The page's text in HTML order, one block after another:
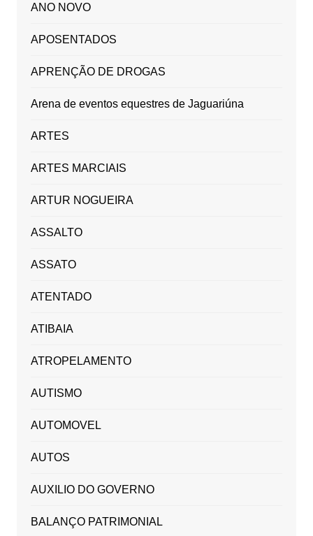
ANO NOVO
APOSENTADOS
APRENÇÃO DE DROGAS
Arena de eventos equestres de Jaguariúna
ARTES
ARTES MARCIAIS
ARTUR NOGUEIRA
ASSALTO
ASSATO
ATENTADO
ATIBAIA
ATROPELAMENTO
AUTISMO
AUTOMOVEL
AUTOS
AUXILIO DO GOVERNO
BALANÇO PATRIMONIAL